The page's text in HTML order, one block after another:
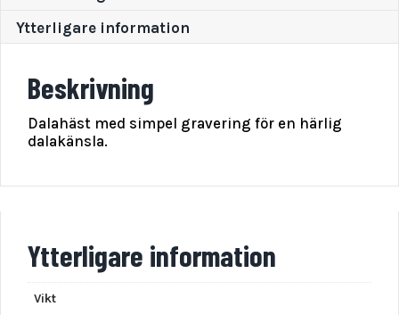
Ytterligare information
Beskrivning
Dalahäst med simpel gravering för en härlig
dalakänsla.
Ytterligare information
Vikt